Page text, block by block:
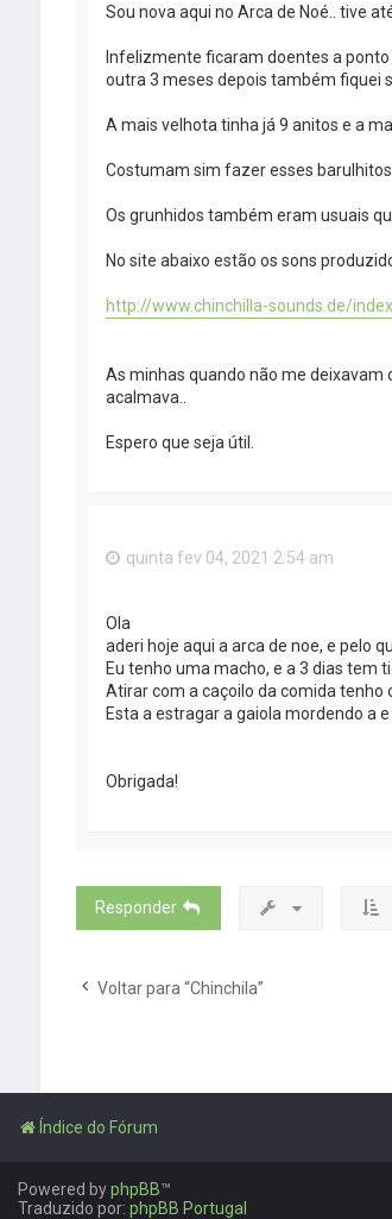
Sou nova aqui no Arca de Noé.. tive
Infelizmente ficaram doentes a
outra 3 meses depois também fiquei
A mais velhota tinha já 9 anitos e a
Costumam sim fazer esses
Os grunhidos também eram usuais
No site abaixo estão os sons
http://www.chinchilla-sounds.de/
As minhas quando não me deixavam
acalmava..
Espero que seja útil.
quinta fev 04, 2021 2:54 am
Ola
aderi hoje aqui a arca de noe, e pelo
Eu tenho uma macho, e a 3 dias
Atirar com a caçoilo da comida tenho
Esta a estragar a gaiola mordendo a
Obrigada!
Responder
Voltar para “Chinchila”
Índice do Fórum
Powered byphpBB™
Traduzido por: phpBB Portugal